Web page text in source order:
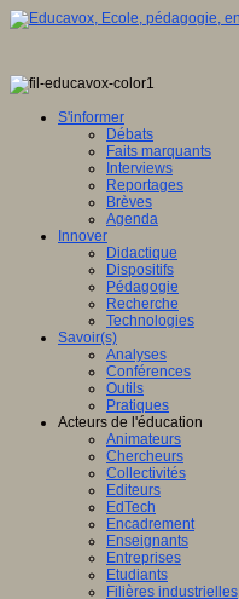
S'informer
Débats
Faits marquants
Interviews
Reportages
Brèves
Agenda
Innover
Didactique
Dispositifs
Pédagogie
Recherche
Technologies
Savoir(s)
Analyses
Conférences
Outils
Pratiques
Acteurs de l'éducation
Animateurs
Chercheurs
Collectivités
Editeurs
EdTech
Encadrement
Enseignants
Entreprises
Etudiants
Filières industrielles